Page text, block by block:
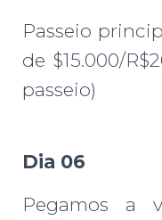
Passeio
de $15.000/
passeio)
Dia 06
Pegamos a